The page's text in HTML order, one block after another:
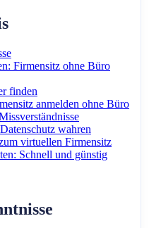
Firmensitz ohne Büro
finden
anmelden ohne Büro
wahren
virtuellen Firmensitz
Schnell und günstig